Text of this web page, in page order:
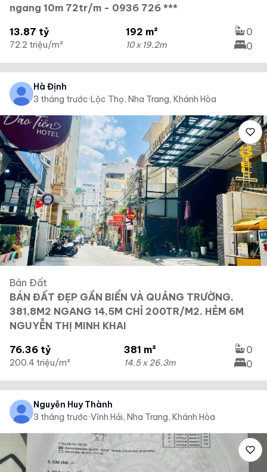
ngang 10m 72tr/m - 0936 726 ***
13.87 tỷ
72.2 triệu/m²
192 m²
10 x 19.2m
0
0
Hà Định
3 tháng trước·Lộc Thọ, Nha Trang, Khánh Hòa
Bán Đất
BÁN ĐẤT ĐẸP GẦN BIỂN VÀ QUẢNG TRƯỜNG.
381,8M2 NGANG 14,5M CHỈ 200TR/M2. HẺM 6M
NGUYỄN THỊ MINH KHAI
76.36 tỷ
200.4 triệu/m²
381 m²
14.5 x 26.3m
0
0
Nguyễn Huy Thành
3 tháng trước·Vĩnh Hải, Nha Trang, Khánh Hòa